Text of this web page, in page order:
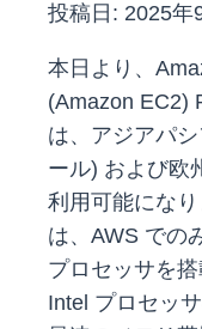
投稿日: 2025年
本日より、
(Amazon EC2)
は、アジアパ
ール) および欧
利用可能にな
は、AWS での
プロセッサを
Intel プロセッ